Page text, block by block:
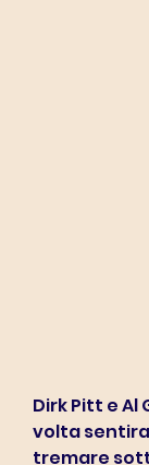
Dirk Pitt e
volta
tremare